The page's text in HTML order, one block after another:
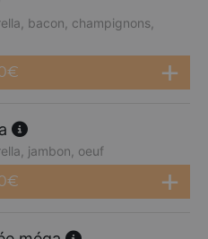
bacon, champignons,
€
jambon, oeuf
€